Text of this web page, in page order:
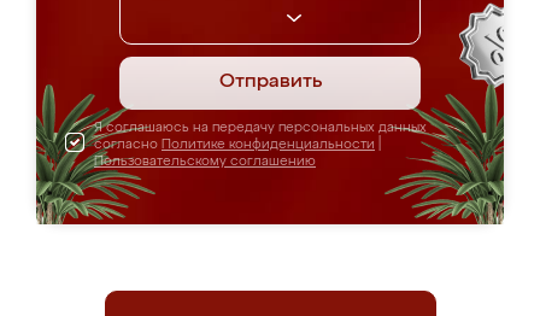
Отправить
Я соглашаюсь на передачу персональных данных
согласно Политике конфиденциальности
Пользовательскому соглашению